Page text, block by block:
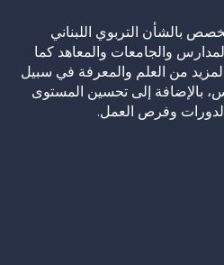
بالشأن التربوي اللبناني
والجامعات والمعاهد كما
من العلم والمعرفة في سبيل
بالإضافة إلى تحسين المستوى
وفرص العمل.